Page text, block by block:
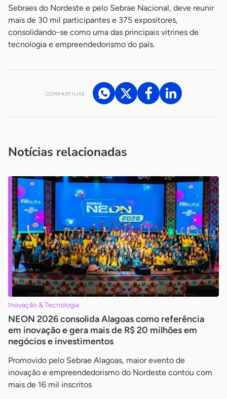
Sebraes do Nordeste e pelo Sebrae Nacional, deve reunir
mais de 30 mil participantes e 375 expositores,
consolidando-se como uma das principais vitrines de
tecnologia e empreendedorismo do país.
COMPARTILHE
Notícias relacionadas
Inovação & Tecnologia
NEON 2026 consolida Alagoas como referência
em inovação e gera mais de R$ 20 milhões em
negócios e investimentos
Promovido pelo Sebrae Alagoas, maior evento de
inovação e empreendedorismo do Nordeste contou com
mais de 16 mil inscritos